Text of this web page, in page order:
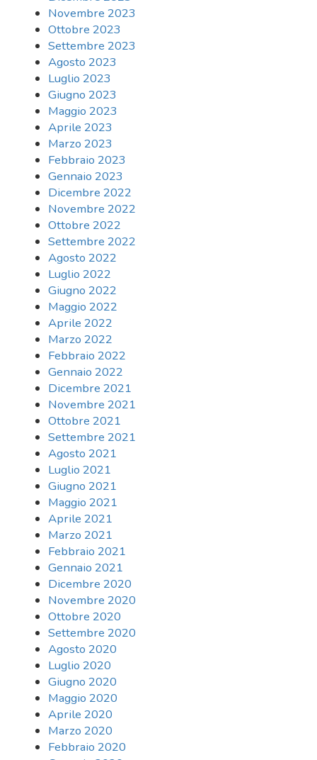
Novembre 2023
Ottobre 2023
Settembre 2023
Agosto 2023
Luglio 2023
Giugno 2023
Maggio 2023
Aprile 2023
Marzo 2023
Febbraio 2023
Gennaio 2023
Dicembre 2022
Novembre 2022
Ottobre 2022
Settembre 2022
Agosto 2022
Luglio 2022
Giugno 2022
Maggio 2022
Aprile 2022
Marzo 2022
Febbraio 2022
Gennaio 2022
Dicembre 2021
Novembre 2021
Ottobre 2021
Settembre 2021
Agosto 2021
Luglio 2021
Giugno 2021
Maggio 2021
Aprile 2021
Marzo 2021
Febbraio 2021
Gennaio 2021
Dicembre 2020
Novembre 2020
Ottobre 2020
Settembre 2020
Agosto 2020
Luglio 2020
Giugno 2020
Maggio 2020
Aprile 2020
Marzo 2020
Febbraio 2020